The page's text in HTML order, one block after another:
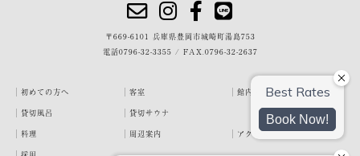
〒669-6101 兵庫県豊岡市城崎町湯島753
電話0796-32-3355 / FAX.0796-32-2637
初めての方へ 客室
館内・施設
貸切風呂
貸切サウナ
料理
周辺案内
アクセス